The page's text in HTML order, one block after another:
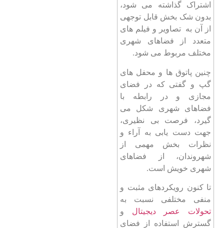
اشتراک گذاشته می شود،
بدون شک بخش قابل توجهی
از آن به تصاویر و فیلم های
متعدد از فضاهای شهری
مختلف مربوط می شود.
چنین پاتوق ها و محفل های
گپ و گفتی که در فضای
مجازی و در رابطه با
فضاهای شهری شکل می
گیرد، فرصت بی نظیری،
جهت دست یابی به آراء و
نظرات بخش مهمی از
شهروندان، از فضاهای
شهری خویش است.
تا کنون رویکردهای مثبت و
منفی مختلفی نسبت به
تحولات عصر دیجیتال و
گسترش استفاده از فضای